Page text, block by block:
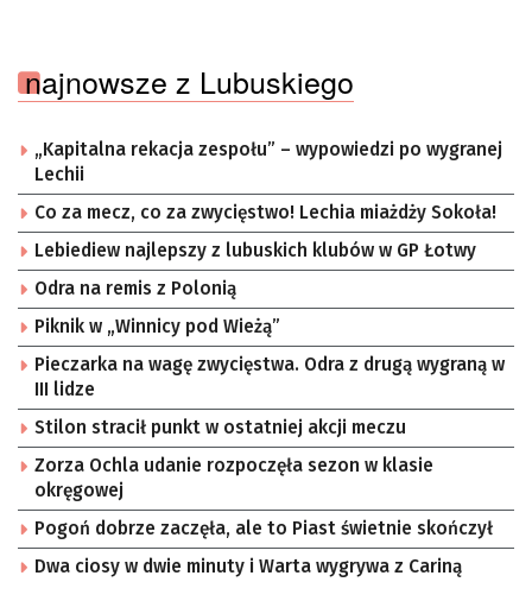
najnowsze z Lubuskiego
„Kapitalna rekacja zespołu” – wypowiedzi po wygranej
Lechii
Co za mecz, co za zwycięstwo! Lechia miażdży Sokoła!
Lebiediew najlepszy z lubuskich klubów w GP Łotwy
Odra na remis z Polonią
Piknik w „Winnicy pod Wieżą”
Pieczarka na wagę zwycięstwa. Odra z drugą wygraną w
III lidze
Stilon stracił punkt w ostatniej akcji meczu
Zorza Ochla udanie rozpoczęła sezon w klasie
okręgowej
Pogoń dobrze zaczęła, ale to Piast świetnie skończył
Dwa ciosy w dwie minuty i Warta wygrywa z Cariną